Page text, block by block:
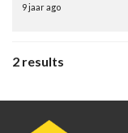
9 jaar ago
2 results